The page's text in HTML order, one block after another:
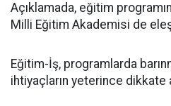
Açıklamada, eğitim
Milli Eğitim Akademisi de
Eğitim-İş, programlarda
ihtiyaçların yeterince dikkate